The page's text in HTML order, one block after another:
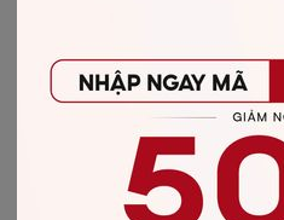
in/thêu
vải Tuytsi